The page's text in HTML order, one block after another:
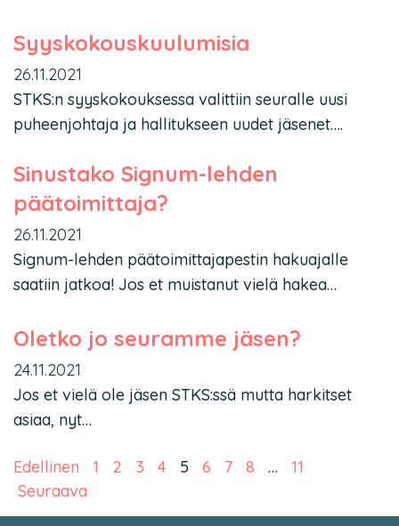
Syyskokouskuulumisia
26.11.2021
STKS:n syyskokouksessa valittiin seuralle uusi
puheenjohtaja ja hallitukseen uudet jäsenet….
Sinustako Signum-lehden
päätoimittaja?
26.11.2021
Signum-lehden päätoimittajapestin hakuajalle
saatiin jatkoa! Jos et muistanut vielä hakea…
Oletko jo seuramme jäsen?
24.11.2021
Jos et vielä ole jäsen STKS:ssä mutta harkitset
asiaa, nyt…
Artikkelien sivutus
Edellinen 1 2 3 4 5 6 7 8 …
11
Seuraava